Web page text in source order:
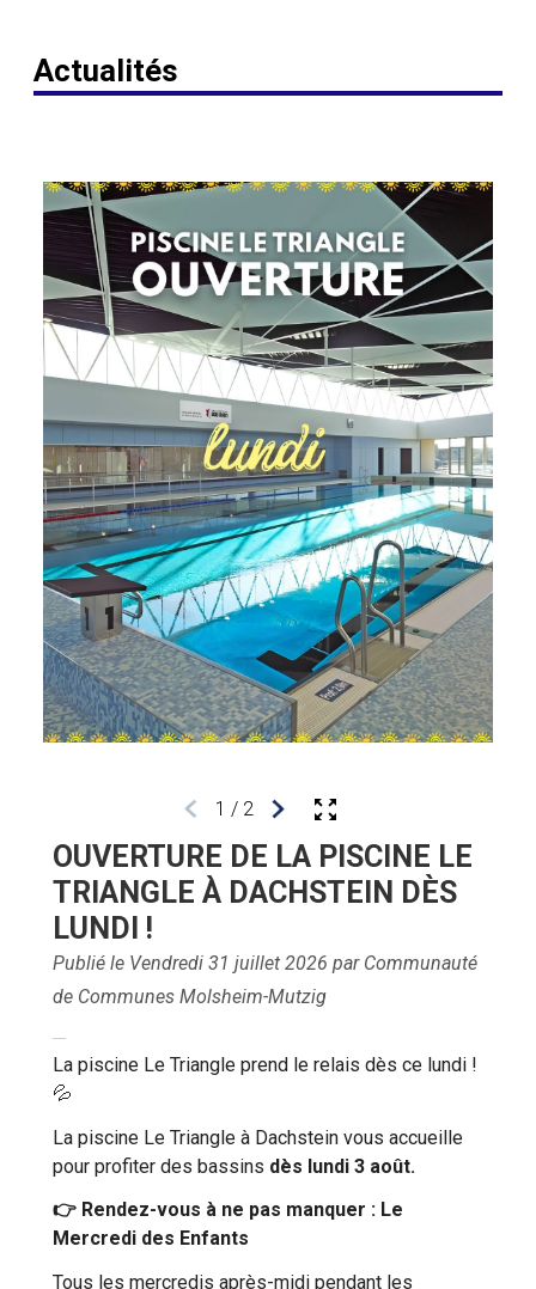
Actualités
1 / 2
OUVERTURE DE LA PISCINE LE
TRIANGLE À DACHSTEIN DÈS
LUNDI !
Publié le Vendredi 31 juillet 2026 par Communauté
de Communes Molsheim-Mutzig
La piscine Le Triangle prend le relais dès ce lundi !
💦
La piscine Le Triangle à Dachstein vous accueille
pour profiter des bassins dès lundi 3 août.
👉 Rendez-vous à ne pas manquer : Le
Mercredi des Enfants
Tous les mercredis après-midi pendant les